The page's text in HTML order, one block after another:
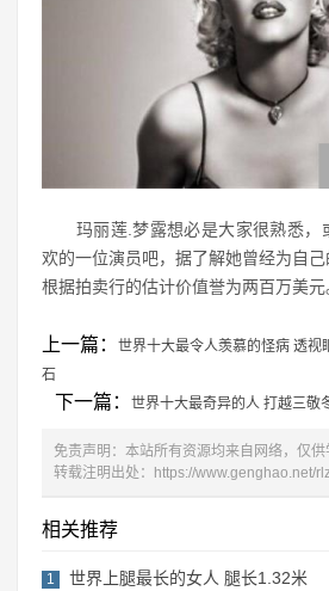
玛丽莲.梦露想必是大家很熟悉，
欢的一位演员吧，据了解她曾经为自
根据拍卖行的估计价值誉为两百万美元
上一篇：
世界十大最令人羡慕的怪病 透视
石
下一篇： 世界十大最奇异的人 打越三敬
免责声明：本站所有资源均来自网络，仅供
转载注明出处：
https://www.genghao.net/
相关推荐
1 世界上腿最长的女人 腿长1.32米